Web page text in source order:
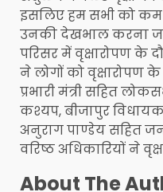
इसलिए हम सभी को
उनकी देखभाल करना
परिसर में वृक्षारोपण के
ने लोगों को वृक्षारोपण
प्रभारी मंत्री सहित
कश्यप, बीजापुर
अनुराग पाण्डेय सहित
वरिष्ठ अधिकारियों ने
About The